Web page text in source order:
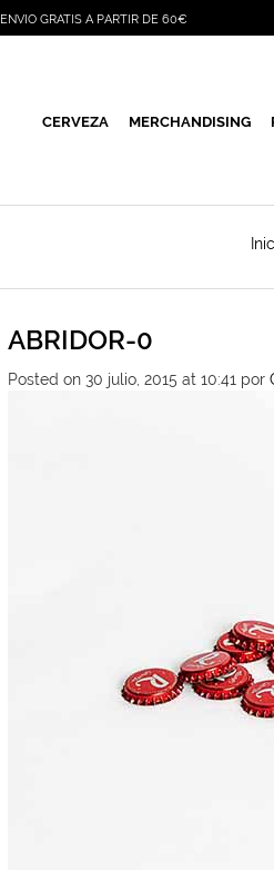
ENVIO GRATIS A PARTIR DE 60€
CERVEZA MERCHANDISING
ABRIDOR-0
Posted on 30 julio, 2015 at 10:41 por